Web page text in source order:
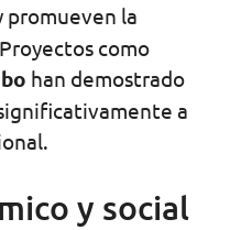
promueven la
como
han demostrado
a
y social